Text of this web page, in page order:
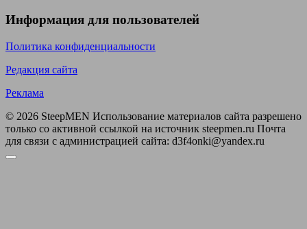
Информация для пользователей
Политика конфиденциальности
Редакция сайта
Реклама
© 2026 SteepMEN Использование материалов сайта разрешено
только со активной ссылкой на источник steepmen.ru Почта
для связи с администрацией сайта: d3f4onki@yandex.ru